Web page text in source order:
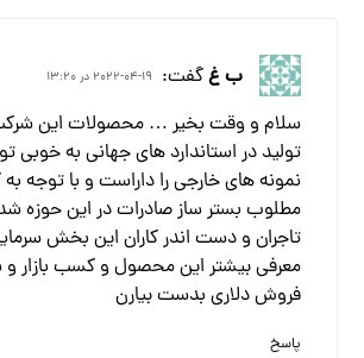
ب غگفت: 2022-04-19 در 13:20
سلام و وقت بخیر … محصولات این
تولید در استاندارد های جهانی به خوبی
نمونه های خارجی را داراست و با توجه
مطلوب بستر ساز صادرات در این حوزه
تاجران و دست اندر کاران این بخش
معرفی بیشتر این محصول و کسب بازار و
فروش دلاری بدست بیارن
پاسخ